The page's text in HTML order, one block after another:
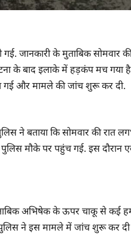
जानकारी के मुताबिक सोमवार
के बाद इलाके में हड़कंप मच गया
गई और मामले की जांच शुरू कर दी.
बताया कि सोमवार की रात
मौके पर पहुंच गई. इस दौरान
अभिषेक के ऊपर चाकू से कई
ने इस मामले में जांच शुरू कर